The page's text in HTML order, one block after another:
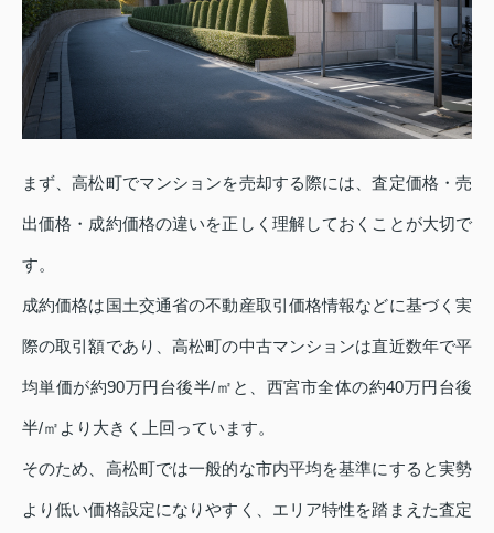
まず、高松町でマンションを売却する際には、査定価格・売
出価格・成約価格の違いを正しく理解しておくことが大切で
す。
成約価格は国土交通省の不動産取引価格情報などに基づく実
際の取引額であり、高松町の中古マンションは直近数年で平
均単価が約90万円台後半/㎡と、西宮市全体の約40万円台後
半/㎡より大きく上回っています。
そのため、高松町では一般的な市内平均を基準にすると実勢
より低い価格設定になりやすく、エリア特性を踏まえた査定